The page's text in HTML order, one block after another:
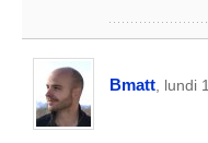
Bmatt , lundi